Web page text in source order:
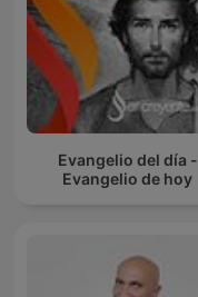
Evangelio del día -
Evangelio de hoy